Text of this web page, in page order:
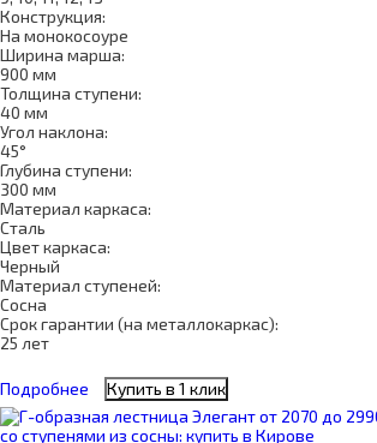
Конструкция:
На монокосоуре
Ширина марша:
900 мм
Толщина ступени:
40 мм
Угол наклона:
45°
Глубина ступени:
300 мм
Материал каркаса:
Сталь
Цвет каркаса:
Черный
Материал ступеней:
Сосна
Срок гарантии (на металлокаркас):
25 лет
Подробнее Купить в 1 клик